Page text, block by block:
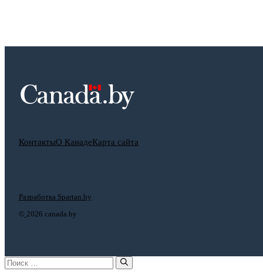
КонтактыО КанадеКарта сайта
© 2026 canada.by
Разработка Spartan.by
Поиск: